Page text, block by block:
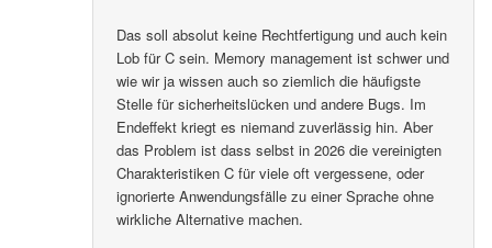
Das soll absolut keine Rechtfertigung und auch kein
Lob für C sein. Memory management ist schwer und
wie wir ja wissen auch so ziemlich die häufigste
Stelle für sicherheitslücken und andere Bugs. Im
Endeffekt kriegt es niemand zuverlässig hin. Aber
das Problem ist dass selbst in 2026 die vereinigten
Charakteristiken C für viele oft vergessene, oder
ignorierte Anwendungsfälle zu einer Sprache ohne
wirkliche Alternative machen.